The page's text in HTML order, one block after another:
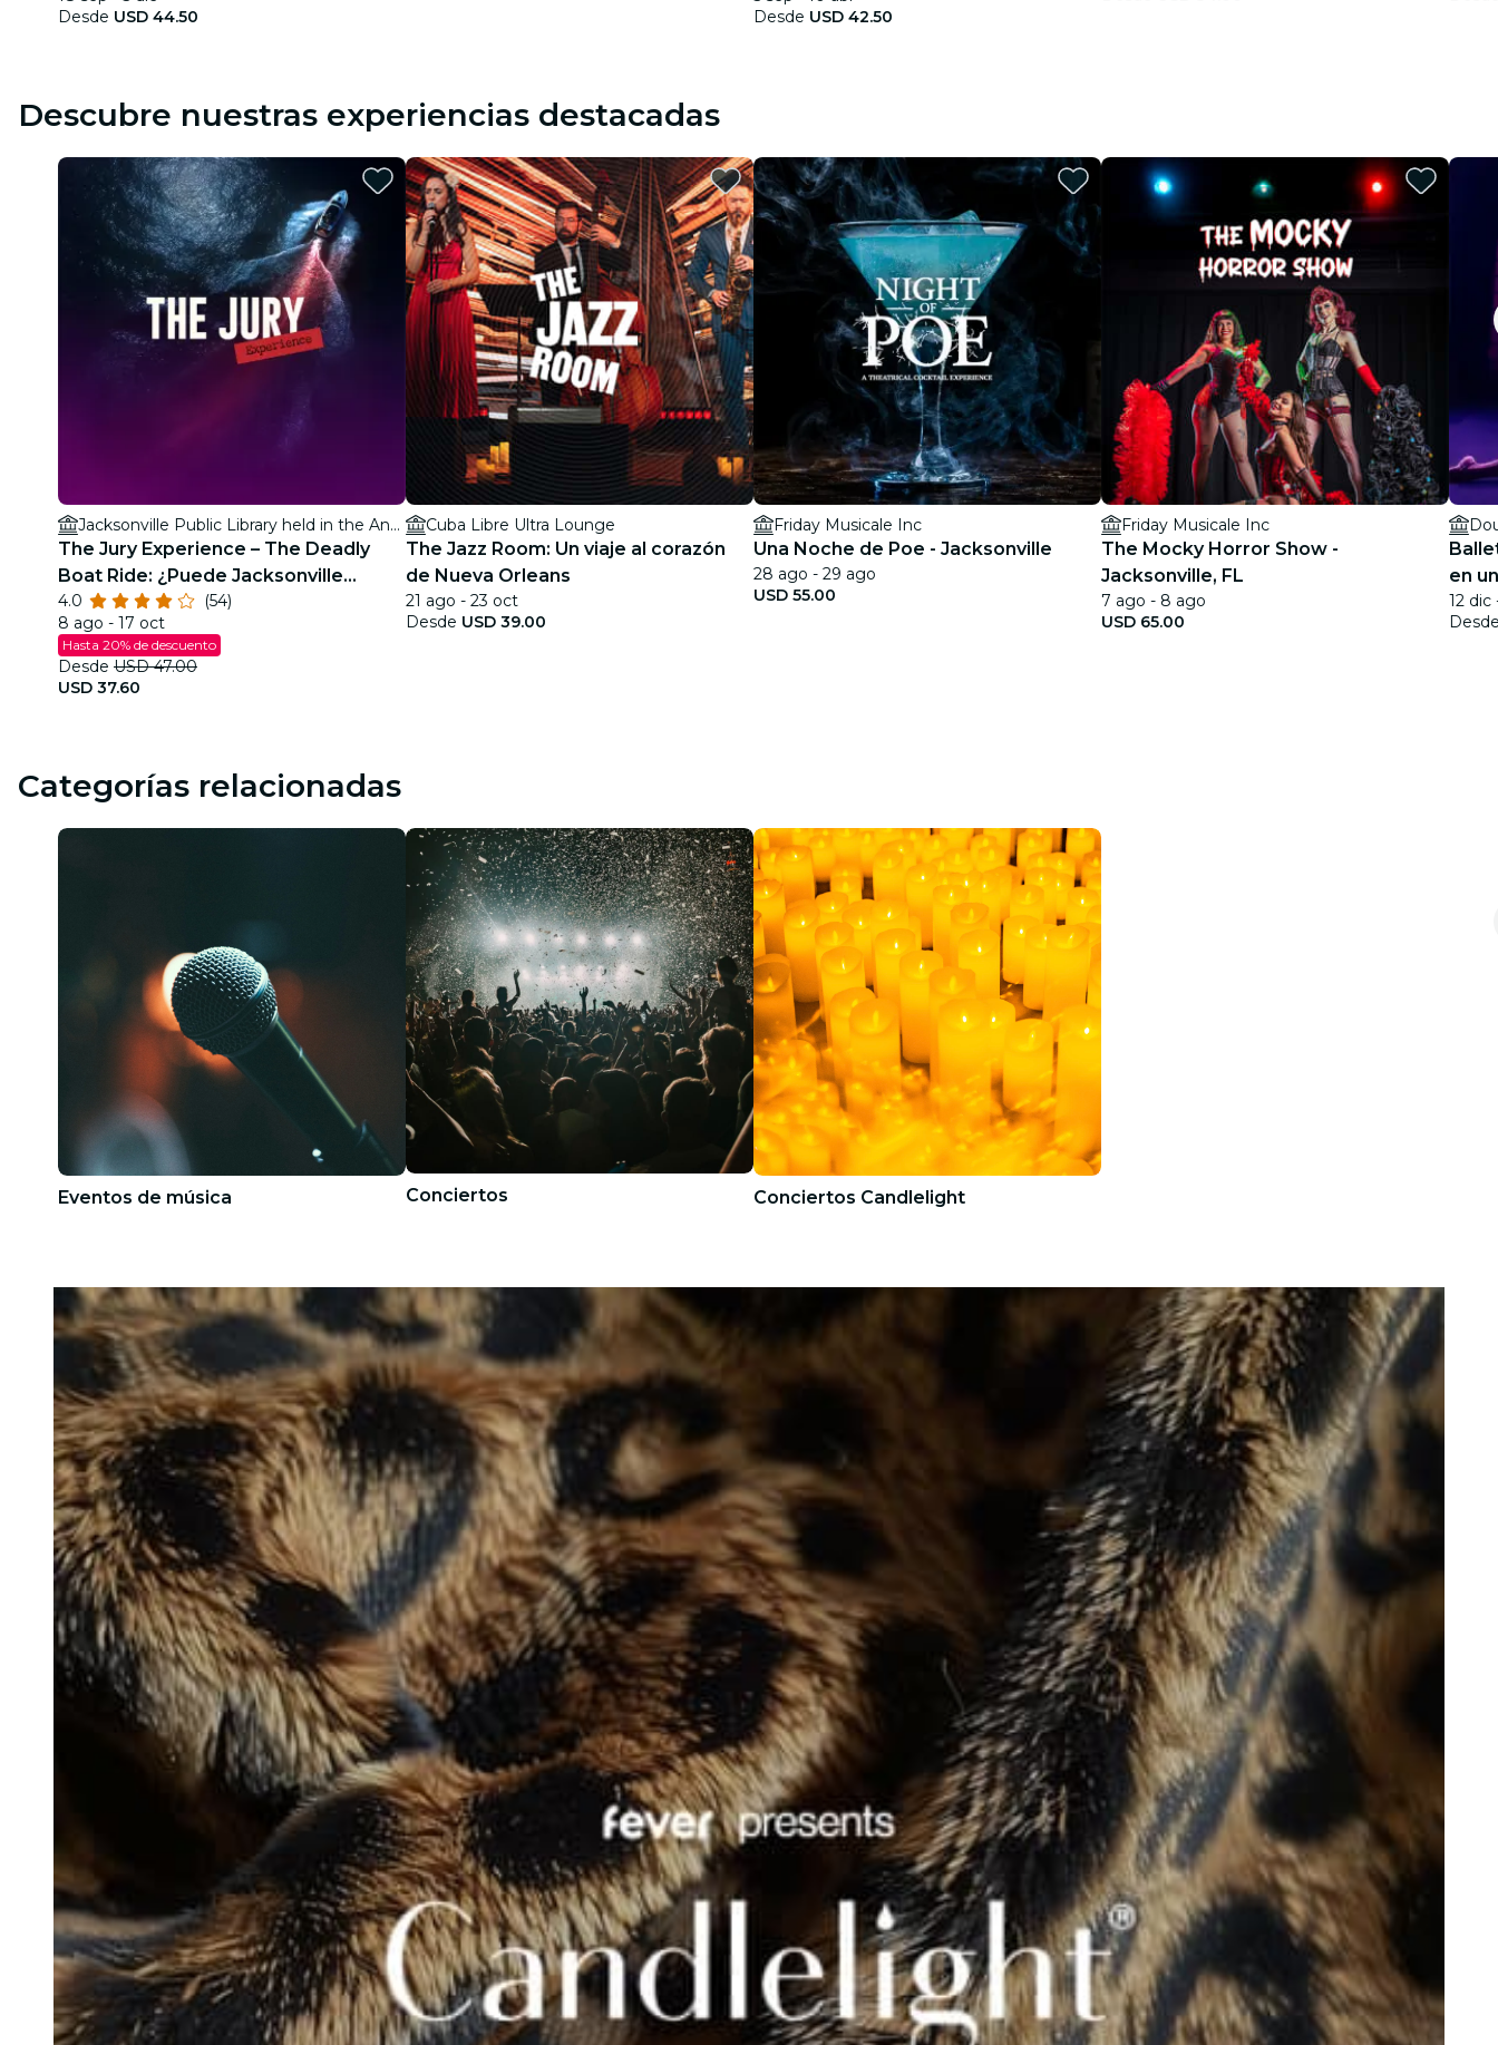
Desde USD 44.50
Desde USD 42.50
Descubre nuestras experiencias destacadas
Jacksonville Public Library held in the Ann & David Hicks Auditorium
The Jury Experience – The Deadly
Boat Ride: ¿Puede Jacksonville
entregar justicia?
4.0
(54)
8 ago - 17 oct
Hasta 20% de descuento
Desde USD 47.00
USD 37.60
Cuba Libre Ultra Lounge
The Jazz Room: Un viaje al corazón
de Nueva Orleans
21 ago - 23 oct
Desde USD 39.00
Friday Musicale Inc
Una Noche de Poe - Jacksonville
28 ago - 29 ago
USD 55.00
Friday Musicale Inc
The Mocky Horror Show -
Jacksonville, FL
7 ago - 8 ago
USD 65.00
en
12
Categorías relacionadas
Eventos de música Conciertos Conciertos Candlelight